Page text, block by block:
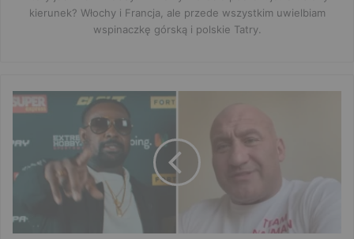
kierunek? Włochy i Francja, ale przede wszystkim uwielbiam
wspinaczkę górską i polskie Tatry.